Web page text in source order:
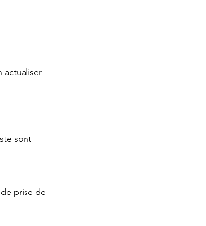
actualiser
sont
prise de